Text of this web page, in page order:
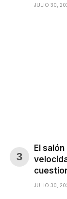
JULIO 30,
El
JULIO 30,